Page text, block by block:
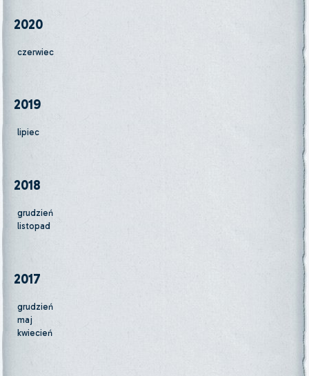
2020
czerwiec
2019
lipiec
2018
grudzień
listopad
2017
grudzień
maj
kwiecień